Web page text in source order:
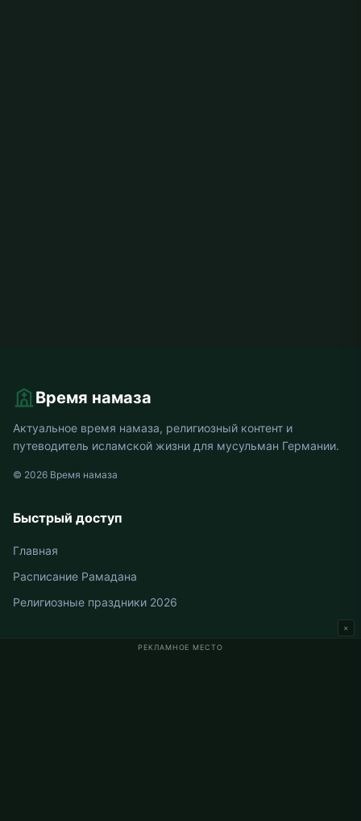
РЕКЛАМНОЕ МЕСТО
×
Время намаза
Актуальное время намаза, религиозный контент и
путеводитель исламской жизни для мусульман Германии.
© 2026 Время намаза
Быстрый доступ
Главная
Расписание Рамадана
Религиозные праздники 2026
Время намаза в Германии